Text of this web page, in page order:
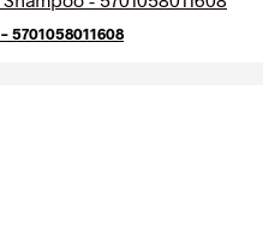
5701058011608